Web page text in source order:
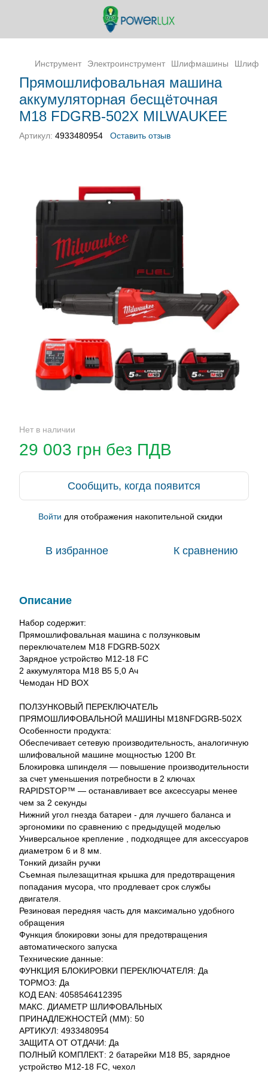
Инструмент Электроинструмент Шлифмашины
Прямошлифовальная машина
аккумуляторная бесщёточная
M18 FDGRB-502X MILWAUKEE
Артикул: 4933480954 Оставить отзыв
Нет в наличии
29 003 грн без ПДВ
Сообщить, когда появится
Войти для отображения накопительной скидки
В избранное К сравнению
Описание
Набор содержит:
Прямошлифовальная машина с ползунковым
переключателем M18 FDGRB-502X
Зарядное устройство M12-18 FC
2 аккумулятора M18 B5 5,0 Ач
Чемодан HD BOX
ПОЛЗУНКОВЫЙ ПЕРЕКЛЮЧАТЕЛЬ
ПРЯМОШЛИФОВАЛЬНОЙ МАШИНЫ M18NFDGRB-502X
Особенности продукта:
Обеспечивает сетевую производительность, аналогичную
шлифовальной машине мощностью 1200 Вт.
Блокировка шпинделя — повышение производительности
за счет уменьшения потребности в 2 ключах
RAPIDSTOP™ — останавливает все аксессуары менее
чем за 2 секунды
Нижний угол гнезда батареи - для лучшего баланса и
эргономики по сравнению с предыдущей моделью
Универсальное крепление , подходящее для аксессуаров
диаметром 6 и 8 мм.
Тонкий дизайн ручки
Съемная пылезащитная крышка для предотвращения
попадания мусора, что продлевает срок службы
двигателя.
Резиновая передняя часть для максимально удобного
обращения
Функция блокировки зоны для предотвращения
автоматического запуска
Технические данные:
ФУНКЦИЯ БЛОКИРОВКИ ПЕРЕКЛЮЧАТЕЛЯ: Да
ТОРМОЗ: Да
КОД EAN: 4058546412395
МАКС. ДИАМЕТР ШЛИФОВАЛЬНЫХ
ПРИНАДЛЕЖНОСТЕЙ (ММ): 50
АРТИКУЛ: 4933480954
ЗАЩИТА ОТ ОТДАЧИ: Да
ПОЛНЫЙ КОМПЛЕКТ: 2 батарейки M18 B5, зарядное
устройство M12-18 FC, чехол